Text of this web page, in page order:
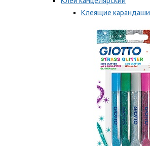
Клеящие карандаши
Мы рекомендуем